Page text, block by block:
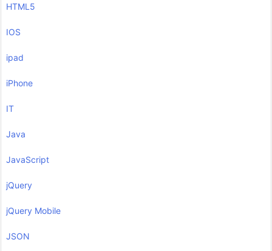
HTML5
IOS
ipad
iPhone
IT
Java
JavaScript
jQuery
jQuery Mobile
JSON